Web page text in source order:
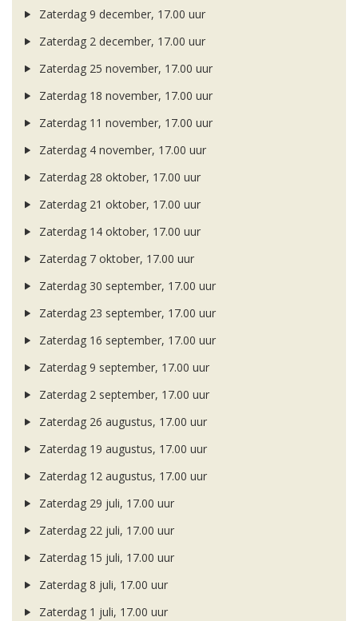
Zaterdag 9 december, 17.00 uur
Zaterdag 2 december, 17.00 uur
Zaterdag 25 november, 17.00 uur
Zaterdag 18 november, 17.00 uur
Zaterdag 11 november, 17.00 uur
Zaterdag 4 november, 17.00 uur
Zaterdag 28 oktober, 17.00 uur
Zaterdag 21 oktober, 17.00 uur
Zaterdag 14 oktober, 17.00 uur
Zaterdag 7 oktober, 17.00 uur
Zaterdag 30 september, 17.00 uur
Zaterdag 23 september, 17.00 uur
Zaterdag 16 september, 17.00 uur
Zaterdag 9 september, 17.00 uur
Zaterdag 2 september, 17.00 uur
Zaterdag 26 augustus, 17.00 uur
Zaterdag 19 augustus, 17.00 uur
Zaterdag 12 augustus, 17.00 uur
Zaterdag 29 juli, 17.00 uur
Zaterdag 22 juli, 17.00 uur
Zaterdag 15 juli, 17.00 uur
Zaterdag 8 juli, 17.00 uur
Zaterdag 1 juli, 17.00 uur